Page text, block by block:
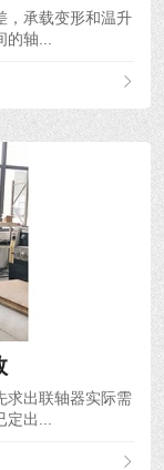
，承载变形和温升
轴...
求出联轴器实际需
出...